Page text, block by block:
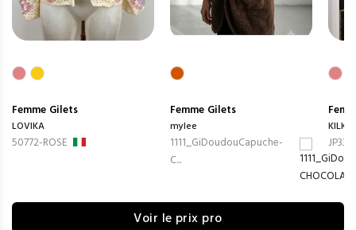
Femme Gilets
LOVIKA
50772-ROSE
Femme Gilets
mylee
1111_GiDoudouCapuche-
C...
KILKY
Voir le prix pro